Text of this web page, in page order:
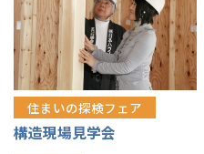
住まいの探検フェア
構造現場見学会